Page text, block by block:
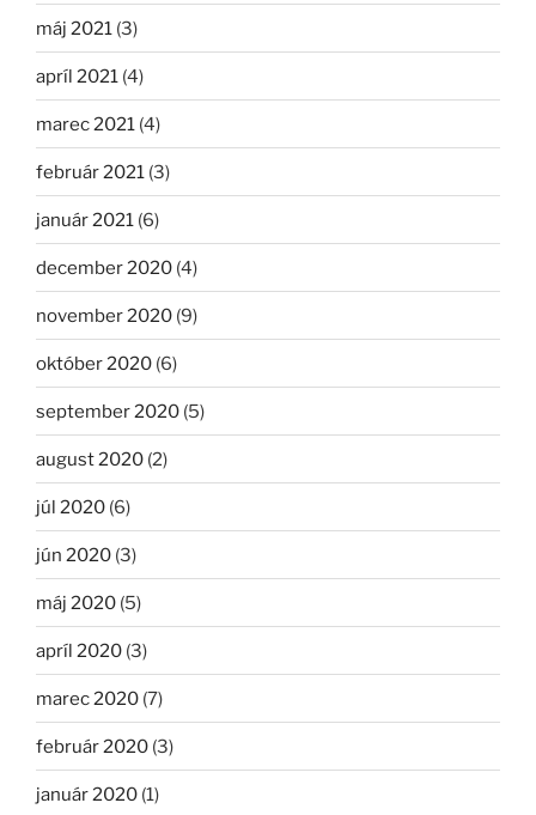
máj 2021 (3)
apríl 2021 (4)
marec 2021 (4)
február 2021 (3)
január 2021 (6)
december 2020 (4)
november 2020 (9)
október 2020 (6)
september 2020 (5)
august 2020 (2)
júl 2020 (6)
jún 2020 (3)
máj 2020 (5)
apríl 2020 (3)
marec 2020 (7)
február 2020 (3)
január 2020 (1)